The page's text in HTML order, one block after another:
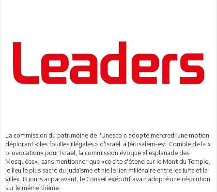
La commission du patrimoine de l'Unesco a adopté mercredi une motion
déplorant « les fouilles illégales » d'Israël à Jérusalem-est. Comble de la «
provocation» pour Israël, la commission évoque «l'esplanade des
Mosquées», sans mentionner que «ce site s'étend sur le Mont du Temple,
le lieu le plus sacré du judaïsme et nie le lien millénaire entre les juifs et la
ville». 8 jours auparavant, le Conseil exécutif avait adopté une résolution
sur le même thème.